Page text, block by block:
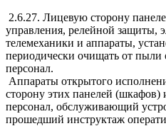
2.6.27. Лицевую сторону
управления, релейной защиты,
телемеханики и аппараты,
периодически очищать от пыли
персонал.
Аппараты открытого
сторону этих панелей (шкафов)
персонал, обслуживающий
прошедший инструктаж